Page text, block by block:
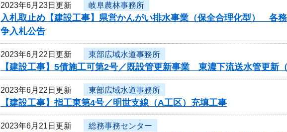
2023年6月23日更新 岐阜農林事務所
入札取止め【建設工事】県営かんがい排水事業（保全合理化型） 各
争入札公告
2023年6月22日更新 東部広域水道事務所
【建設工事】5債施工可第2号／既設管更新事業 東濃下流送水管更新
2023年6月22日更新 東部広域水道事務所
【建設工事】指工東第4号／明世支線（A工区）充填工事
2023年6月21日更新 総務事務センター